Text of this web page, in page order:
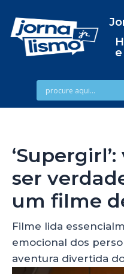
ser
um filme
Filme lida
emocional dos
aventura divertida